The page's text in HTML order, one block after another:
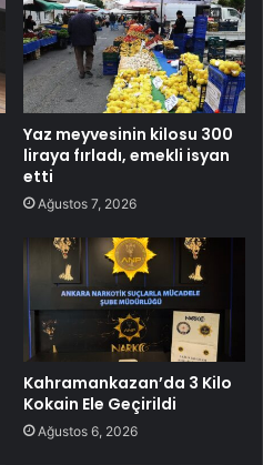
Yaz meyvesinin kilosu 300
liraya fırladı, emekli isyan
etti
Ağustos 7, 2026
Kahramankazan’da 3 Kilo
Kokain Ele Geçirildi
Ağustos 6, 2026